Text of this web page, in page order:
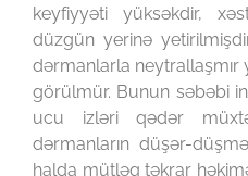
keyfiyyəti yüksəkdir,
düzgün yerinə
dərmanlarla
görülmür. Bunun səbəbi
ucu izləri qədər
dərmanların düşər-
halda mütləq təkrar